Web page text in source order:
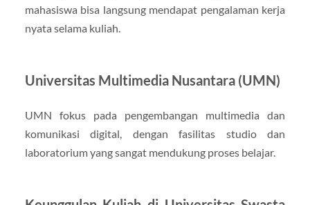
mahasiswa bisa langsung mendapat pengalaman kerja
nyata selama kuliah.
Universitas Multimedia Nusantara (UMN)
UMN fokus pada pengembangan multimedia dan
komunikasi digital, dengan fasilitas studio dan
laboratorium yang sangat mendukung proses belajar.